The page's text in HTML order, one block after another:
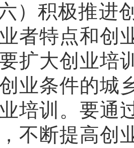
）积极推进
者特点和创
扩大创业培
业条件的城
培训。要通
不断提高创